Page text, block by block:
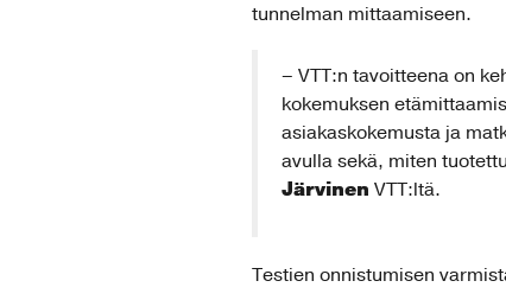
tunnelman mittaamiseen.
– VTT:n tavoitteena on
kokemuksen
asiakaskokemusta ja
avulla sekä, miten
Järvinen VTT:ltä.
Testien onnistumisen